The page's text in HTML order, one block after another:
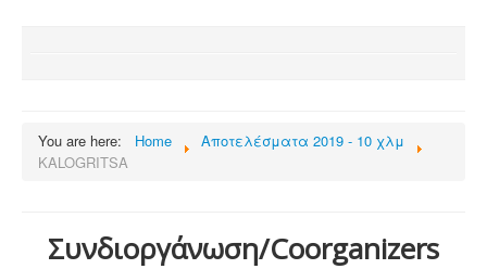
You are here: Home
Αποτελέσματα 2019 - 10 χλμ
KALOGRITSA
Συνδιοργάνωση/Coorganizers